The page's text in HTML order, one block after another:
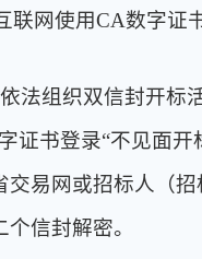
网使用CA数字证
法组织双信封开
证书登录“不见面
易网或招标人（
信封解密。